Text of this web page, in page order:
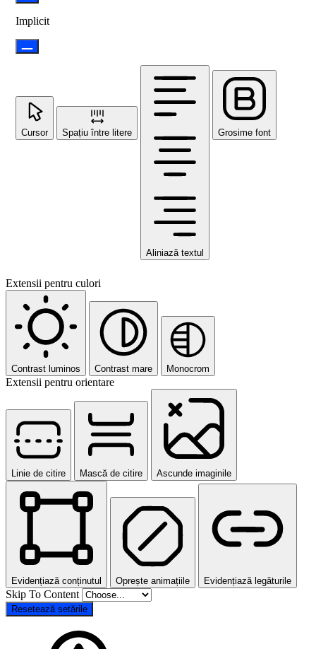
Implicit
Cursor Spațiu între litere
Aliniază textul
Grosime font
Extensii pentru culori
Contrast luminos Contrast mare Monocrom
Extensii pentru orientare
Linie de citire Mască de citire Ascunde imaginile
Evidențiază conținutul Oprește animațiile Evidențiază legăturile
Skip To Content
Resetează setările